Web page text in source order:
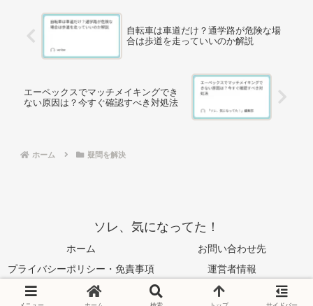
自転車は車道だけ？通学路が危険な場
合は歩道を走っていいのか解説
エーペックスでマッチメイキングでき
ない原因は？今すぐ確認すべき対処法
ホーム 疑問を解決
ソレ、気になってた！
ホーム
お問い合わせ先
プライバシーポリシー・免責事項
運営者情報
© 2024 ソレ、気になってた！.